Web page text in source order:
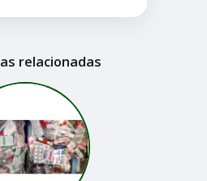
relacionadas